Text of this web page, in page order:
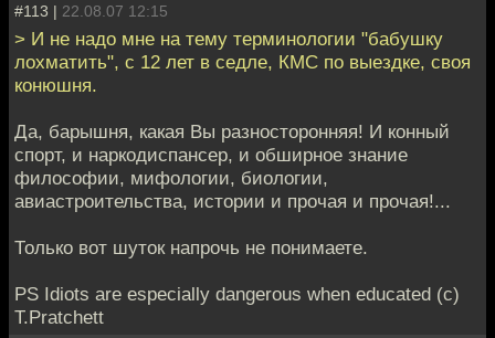
#113 | 22.08.07 12:15
> И не надо мне на тему терминологии "бабушку
лохматить", с 12 лет в седле, КМС по выездке, своя
конюшня.
Да, барышня, какая Вы разносторонняя! И конный
спорт, и наркодиспансер, и обширное знание
философии, мифологии, биологии,
авиастроительства, истории и прочая и прочая!...
Только вот шуток напрочь не понимаете.
PS Idiots are especially dangerous when educated (c)
T.Pratchett